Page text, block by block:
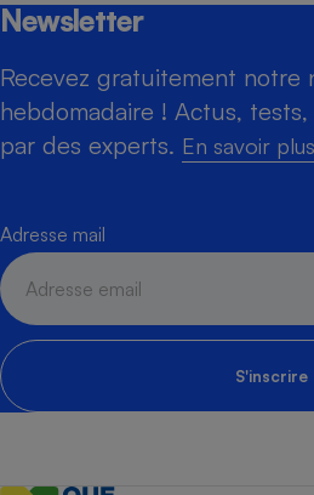
Newsletter
Recevez gratuitement notre
hebdomadaire ! Actus,
par des experts. En savoir plus
Adresse mail
S'inscrire